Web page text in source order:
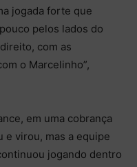
jogada forte que
pelos lados do
com as
o Marcelinho”,
em uma cobrança
e virou, mas a equipe
jogando dentro